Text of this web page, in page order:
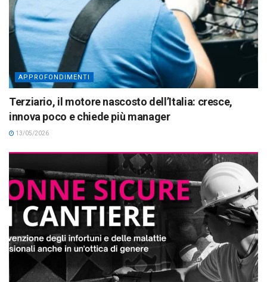
APPROFONDIMENTI
Terziario, il motore nascosto dell’Italia: cresce,
innova poco e chiede più manager
13/05/2026